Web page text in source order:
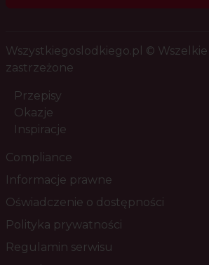
Wszystkiegoslodkiego.pl ©
zastrzeżone
Przepisy
Okazje
Inspiracje
Compliance
Informacje prawne
Oświadczenie o dostępności
Polityka prywatności
Regulamin serwisu